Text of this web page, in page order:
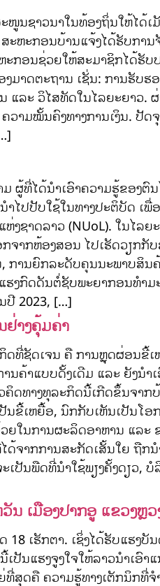
ນຊາວນາໃນທ້ອງຖິ່ນໃຫ້ໄດ້
ະກອນບ້ານແຈ້ງໄດ້ຮັບການ
ກອນຊ່ວຍໃຫ້ສະມາຊິກໄດ້ຮັ
າດຕະຖານ ເຊັ່ນ: ການຮັບ
ລະ ວິໄສທັດໃນໄລຍະຍາວ.
ວາມໝັ້ນຄົງທາງການເງິນ.
ທີ່ໄດ້ນຳເອົາຄວາມຮູ້ຂອງ
ໄປປັບໃຊ້ໃນທາງປະຕິບັດ
ຊາດລາວ (NUoL). ໃນໄລ
າກຫ້ອງສອນ ໄປເຮັດວຽກ
ນຍົກລະດັບຄຸນນະພາບສິນ
ງກົດດັນຕໍ່ຊັບພະຍາກອນທຳ
ປີ 2023, […]
າງຄຸ້ມຄ່າ
ທີ່ຊັດເຈນ ຄື ການຫຼຸດຜ່ອນ
າແບບດັ້ງເດີມ ແລະ ຍັງນໍາ
ທາງທຸລະກິດນີ້ເກີດຂຶ້ນຈາ
ນຂີ້ເຫຍື້ອ, ນົກກັບເຫັນເປັນ
ນການຜະລິດອາຫານ ແລະ
ຈາກການສະກັດເສັ້ນໃຍ ຖືກ
ປັນພືດທີ່ນໍາໃຊ້ພຽງຄັ້ງດຽ
ເມືອງປາກອູ ແຂວງຫຼວ
ເຮັກຕາ. ເຊິ່ງໄດ້ຮັບແຮງ
ປັນແຮງຈູງໃຈໃຫ້ລາວນໍາເ
ສຸດຄື ຄວາມຮູ້ທາງເຕັກນິກ